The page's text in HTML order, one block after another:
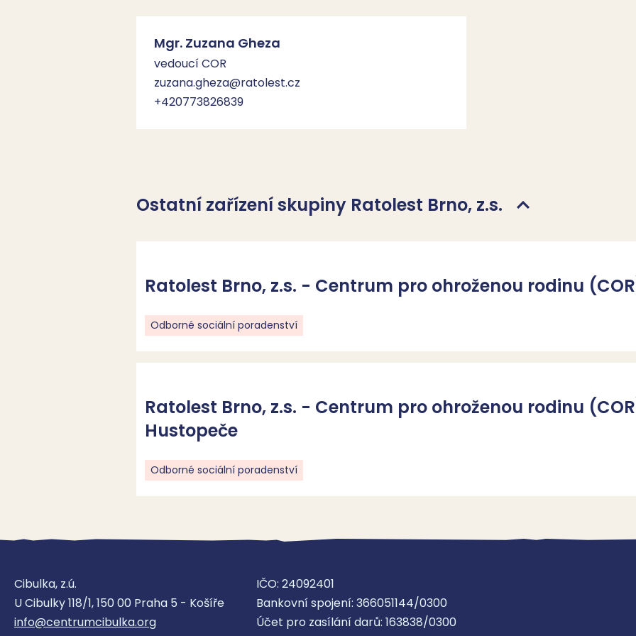
Mgr. Zuzana Gheza
vedoucí COR
zuzana.gheza@ratolest.cz
+420773826839
Ostatní zařízení skupiny Ratolest Brno, z.s.
Ratolest Brno, z.s. - Centrum pro ohroženou rodinu
Odborné sociální poradenství
Ratolest Brno, z.s. - Centrum pro ohroženou rodinu
Hustopeče
Odborné sociální poradenství
Cibulka, z.ú.
U Cibulky 118/1, 150 00 Praha 5 - Košíře
info@centrumcibulka.org
IČO: 24092401
Bankovní spojení: 366051144/0300
Účet pro zasílání darů: 163838/0300